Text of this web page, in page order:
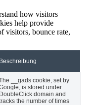
how visitors
help provide
visitors, bounce rate,
Beschreibung
__gads cookie, set by
is stored under
DoubleClick domain and
the number of times